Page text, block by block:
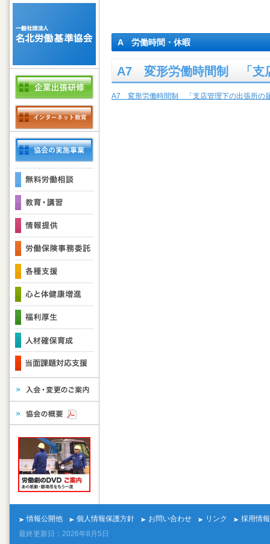
A 労働時間・休暇
A7 変形労働時間制 「支
A7 変形労働時間制 「支店管理下の出張所の
情報公開他 個人情報保護方針 お問い合わせ リンク
採用情報
最終更新日：2026年8月5日